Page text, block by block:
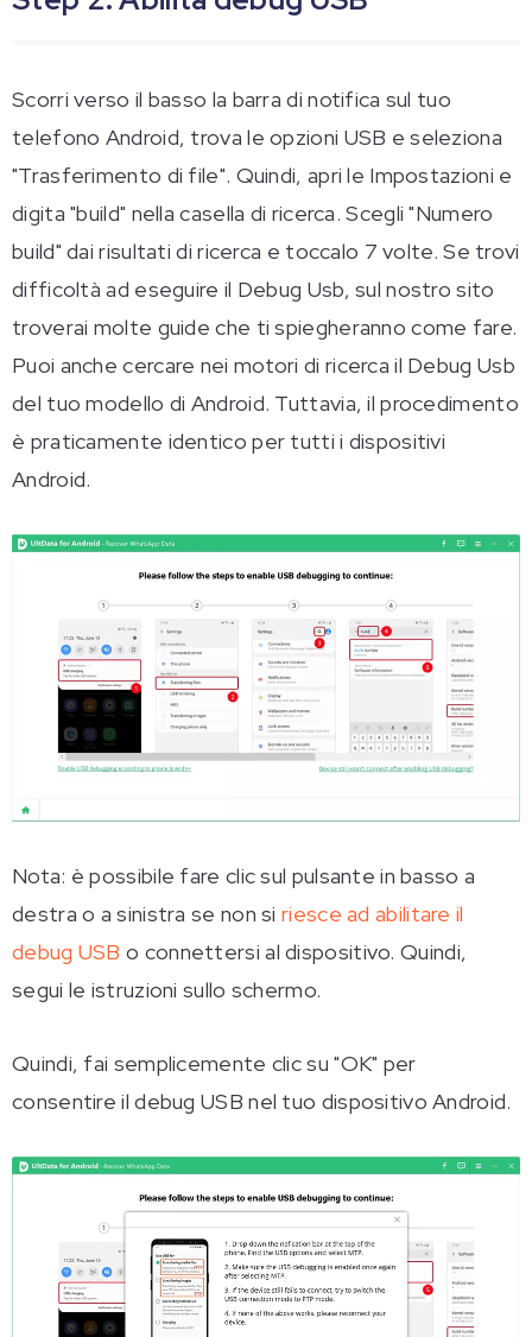
Scorri verso il basso la barra di notifica sul tuo
telefono Android, trova le opzioni USB e seleziona
"Trasferimento di file". Quindi, apri le Impostazioni e
digita "build" nella casella di ricerca. Scegli "Numero
build" dai risultati di ricerca e toccalo 7 volte. Se trovi
difficoltà ad eseguire il Debug Usb, sul nostro sito
troverai molte guide che ti spiegheranno come fare.
Puoi anche cercare nei motori di ricerca il Debug Usb
del tuo modello di Android. Tuttavia, il procedimento
è praticamente identico per tutti i dispositivi
Android.
Nota: è possibile fare clic sul pulsante in basso a
destra o a sinistra se non siriesce ad abilitare il
debug USBo connettersi al dispositivo. Quindi,
segui le istruzioni sullo schermo.
Quindi, fai semplicemente clic su "OK" per
consentire il debug USB nel tuo dispositivo Android.